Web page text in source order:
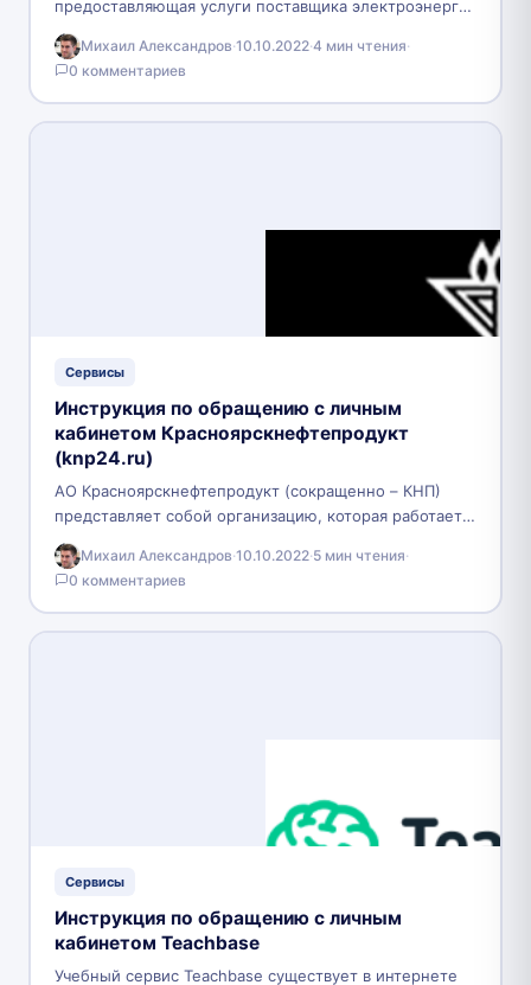
предоставляющая услуги поставщика электроэнергии
для жителей Екатеринбурга и близлежащих районов.
Генерирующий оптовый поставщик для удобства
сбора показаний за…
Михаил Александров·10.10.2022·4 мин чтения·
0 комментариев
Сервисы
Инструкция по обращению с личным
кабинетом Красноярскнефтепродукт
(knp24.ru)
АО Красноярскнефтепродукт (сокращенно – КНП)
представляет собой организацию, которая работает
не только в Красноярке, но и по всей стране, и
специализируется на…
Михаил Александров·10.10.2022·5 мин чтения·
0 комментариев
Сервисы
Инструкция по обращению с личным
кабинетом Teachbase
Учебный сервис Teachbase существует в интернете